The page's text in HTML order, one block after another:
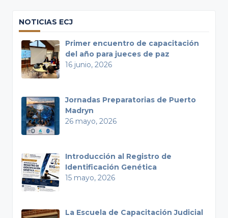
NOTICIAS ECJ
Primer encuentro de capacitación
del año para jueces de paz
16 junio, 2026
Jornadas Preparatorias de Puerto
Madryn
26 mayo, 2026
Introducción al Registro de
Identificación Genética
15 mayo, 2026
La Escuela de Capacitación Judicial